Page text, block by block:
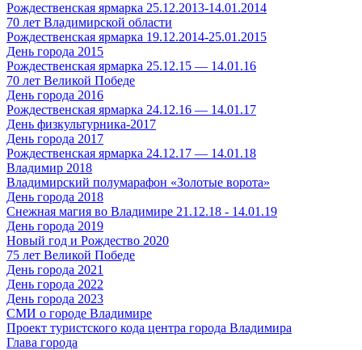
Рождественская ярмарка 25.12.2013-14.01.2014
70 лет Владимирской области
Рождественская ярмарка 19.12.2014-25.01.2015
День города 2015
Рождественская ярмарка 25.12.15 — 14.01.16
70 лет Великой Победе
День города 2016
Рождественская ярмарка 24.12.16 — 14.01.17
День физкультурника-2017
День города 2017
Рождественская ярмарка 24.12.17 — 14.01.18
Владимир 2018
Владимирский полумарафон «Золотые ворота»
День города 2018
Снежная магия во Владимире 21.12.18 - 14.01.19
День города 2019
Новый год и Рождество 2020
75 лет Великой Победе
День города 2021
День города 2022
День города 2023
СМИ о городе Владимире
Проект туристского кода центра города Владимира
Глава города